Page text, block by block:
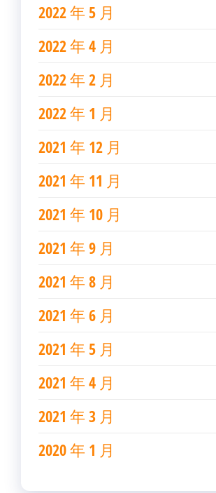
2022 年 5 月
2022 年 4 月
2022 年 2 月
2022 年 1 月
2021 年 12 月
2021 年 11 月
2021 年 10 月
2021 年 9 月
2021 年 8 月
2021 年 6 月
2021 年 5 月
2021 年 4 月
2021 年 3 月
2020 年 1 月